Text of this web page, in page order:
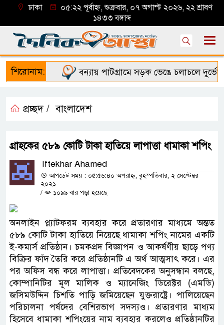
ঢাকা
০৫:২২ পূর্বাহ্ন, শুক্রবার, ০৭ অগাস্ট ২০২৬, ২২ শ্রাবণ
১৪৩৩ বঙ্গাব্দ
শিরোনাম: বন্যায় পাটগ্রামে সড়ক ভেঙে চলাচলে দুর্ভোগ
প্রচ্ছদ / বাংলাদেশ
গ্রাহকের ৫৮৯ কোটি টাকা হাতিয়ে লাপাত্তা ধামাকা শপিং
Iftekhar Ahamed
আপডেট সময় : ০৫:৫৬:৪০ অপরাহ্ন, বৃহস্পতিবার, ২ সেপ্টেম্বর
২০২১
/
১০৯৯ বার পড়া হয়েছে
অনলাইন প্ল্যাটফরম ব্যবহার করে প্রতারণার মাধ্যমে অন্তত
৫৮৯ কোটি টাকা হাতিয়ে নিয়েছে ধামাকা শপিং নামের একটি
ই-কমার্স প্রতিষ্ঠান। চমকপ্রদ বিজ্ঞাপন ও আকর্ষণীয় ছাড়ে পণ্য
বিক্রির ফাঁদ তৈরি করে প্রতিষ্ঠানটি এ অর্থ আত্মসাৎ করে। এর
পর অফিস বন্ধ করে লাপাত্তা। প্রতিবেদকের অনুসন্ধান বলছে,
কোম্পানিটির মূল মালিক ও ম্যানেজিং ডিরেক্টর (এমডি)
জসিমউদ্দিন চিশতি পাড়ি জমিয়েছেন যুক্তরাষ্ট্রে। পালিয়েছেন
পরিচালনা পর্ষদের বেশিরভাগ সদস্যও। প্রতারণার মাধ্যম
হিসেবে ধামাকা শপিংয়ের নাম ব্যবহার করলেও প্রতিষ্ঠানটির